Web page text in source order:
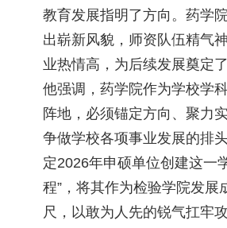
教育发展指明了方向。药学
出崭新风貌，师资队伍精气
业热情高，为后续发展奠定
他强调，药学院作为学校学
阵地，必须锚定方向、聚力
争做学校各项事业发展的排
定2026年申硕单位创建这一
程”，将其作为检验学院发展
尺，以敢为人先的锐气扛牢